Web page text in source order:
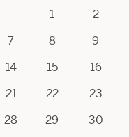
1
2
7 8
9
14 15
16
21 22
23
28 29
30